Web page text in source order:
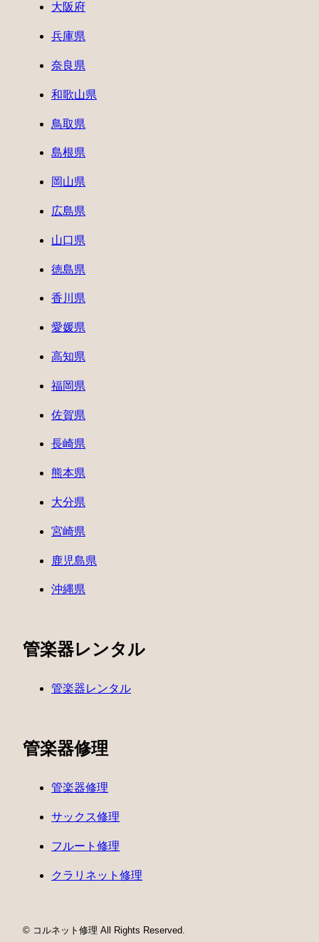
大阪府
兵庫県
奈良県
和歌山県
鳥取県
島根県
岡山県
広島県
山口県
徳島県
香川県
愛媛県
高知県
福岡県
佐賀県
長崎県
熊本県
大分県
宮崎県
鹿児島県
沖縄県
管楽器レンタル
管楽器レンタル
管楽器修理
管楽器修理
サックス修理
フルート修理
クラリネット修理
© コルネット修理 All Rights Reserved.